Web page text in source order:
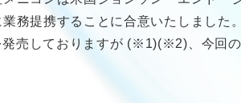
業務提携することに合意いたしまし
売しておりますが (※1)(※2)、今回の